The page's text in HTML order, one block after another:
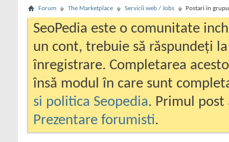
Forum The Marketplace Servicii web / Jobs Postari in
SeoPedia este o comunitate
un cont, trebuie să răspundeți
înregistrare. Completarea
însă modul în care sunt
si politica Seopedia. Primul
Prezentare forumisti.